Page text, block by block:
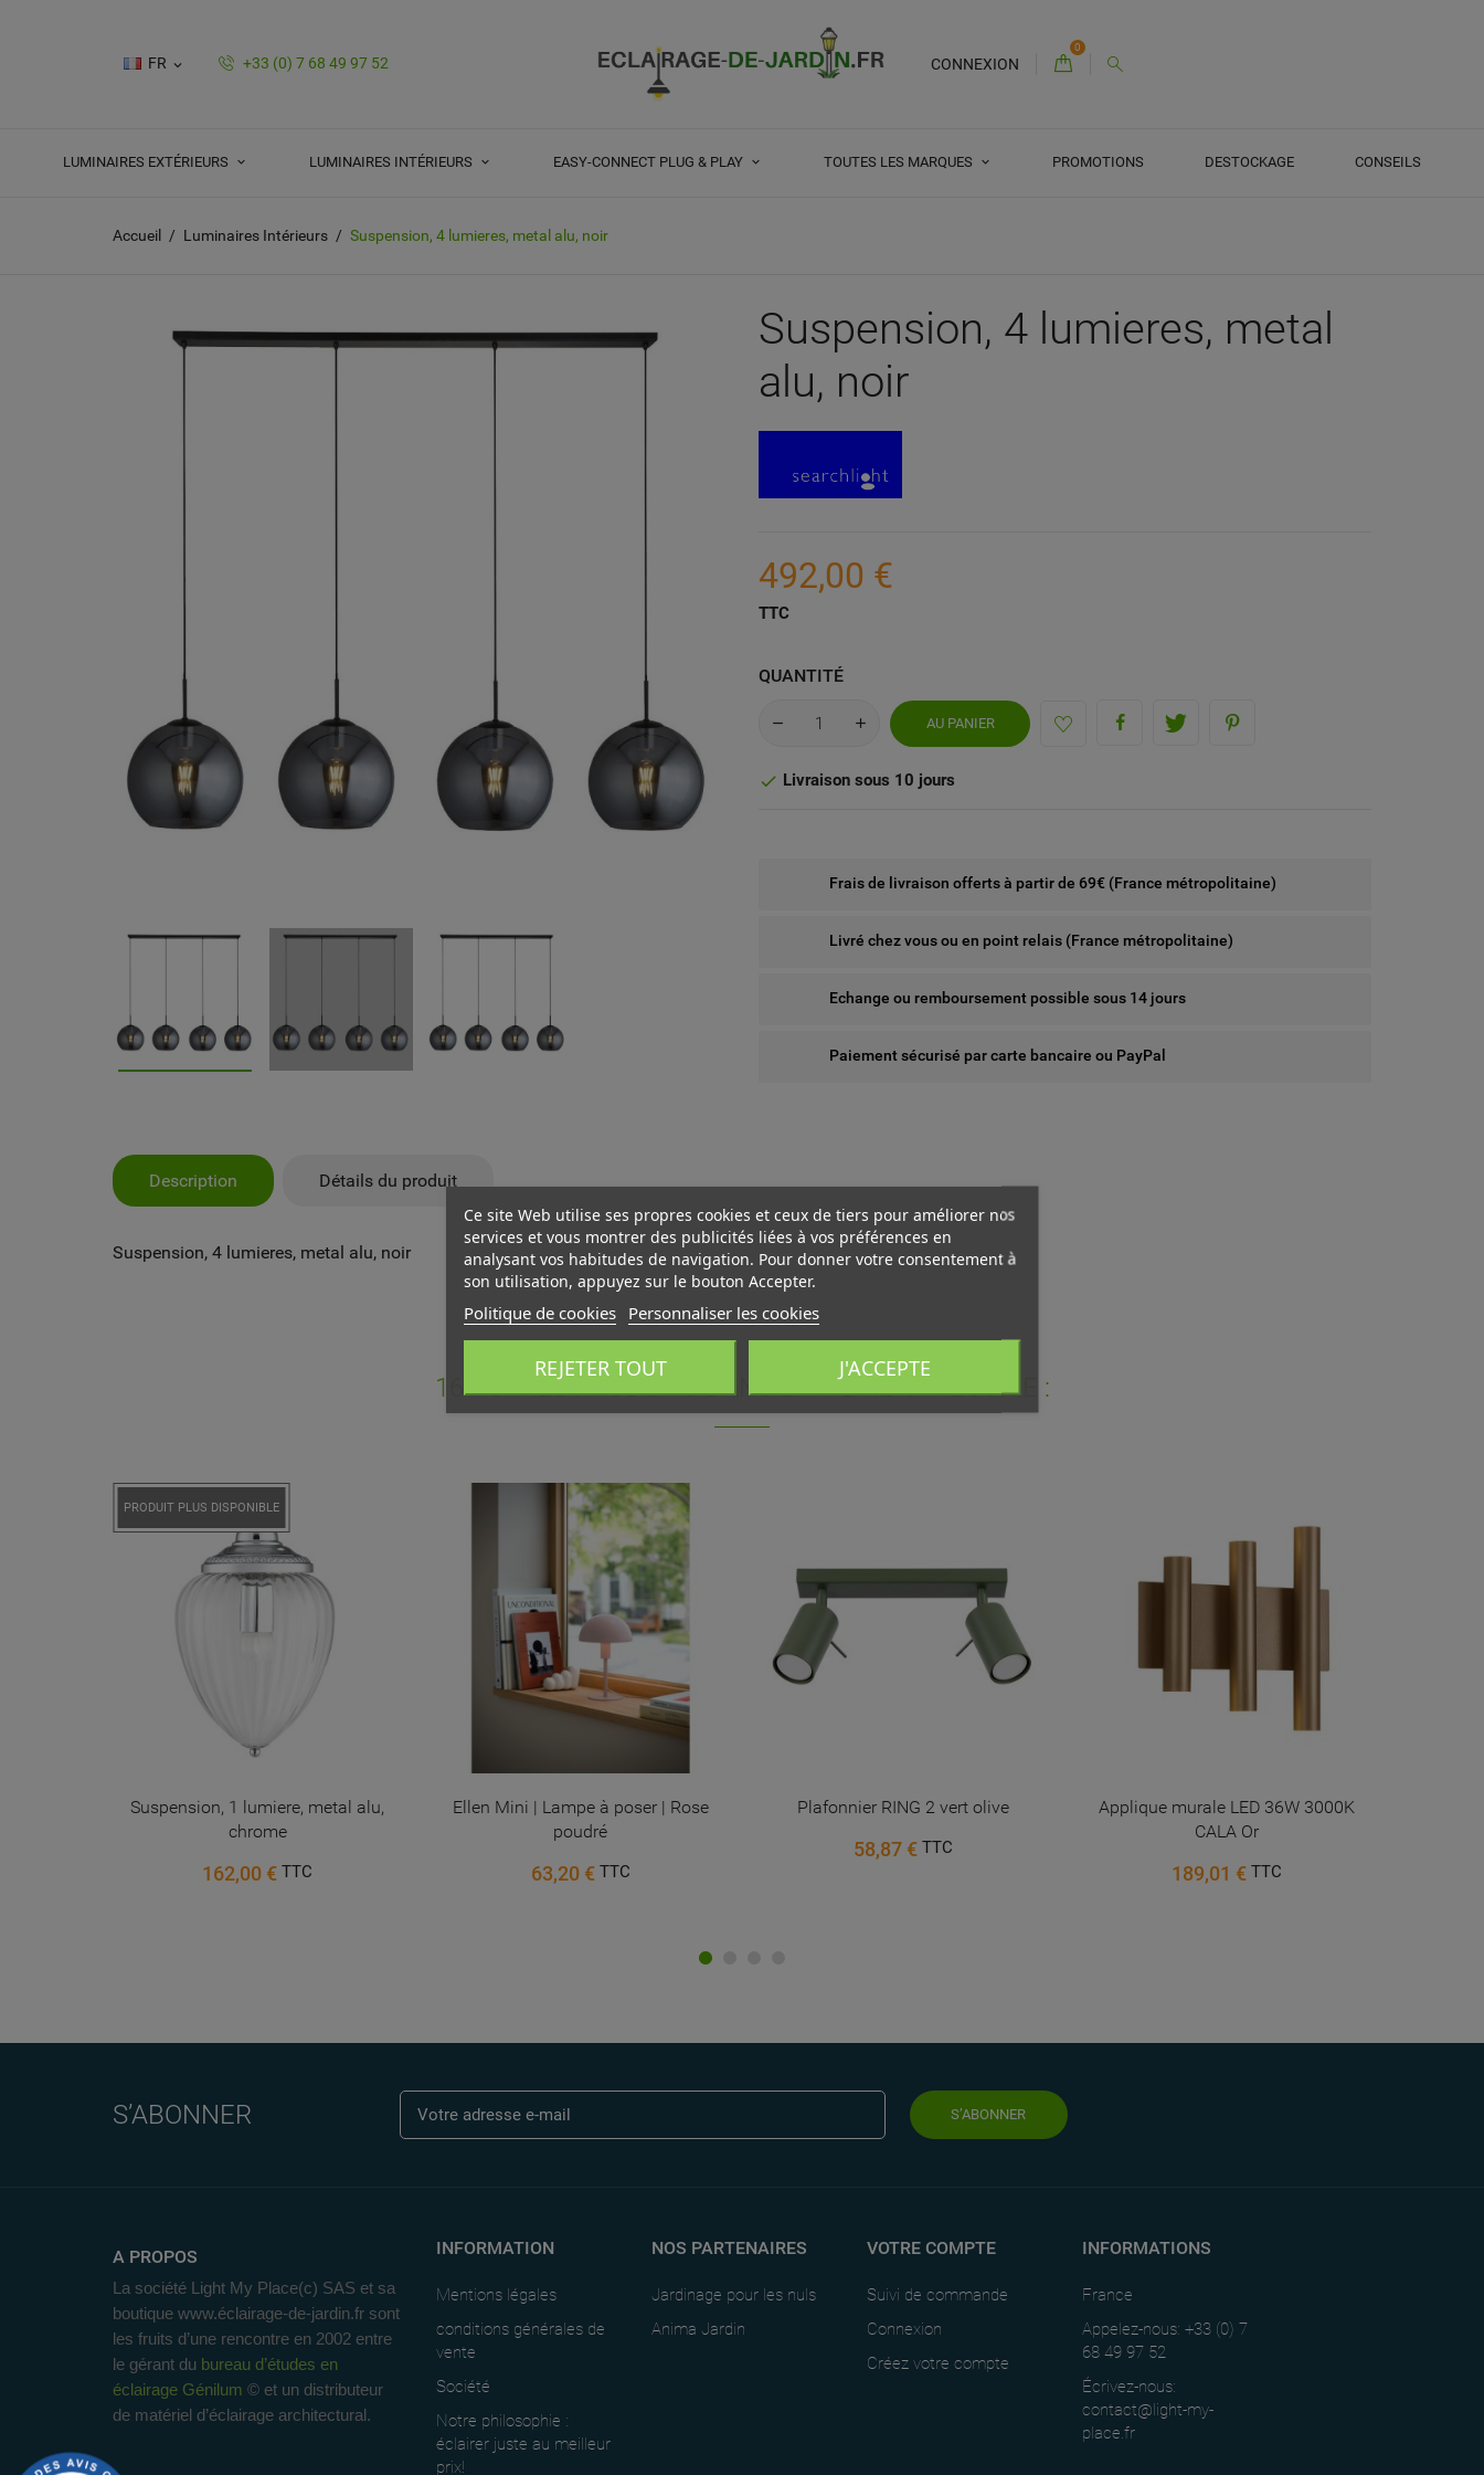
FR  +33 (0) 7 68 49 97 52 CONNEXION
0
LUMINAIRES EXTÉRIEURS LUMINAIRES INTÉRIEURS EASY-CONNECT PLUG & PLAY TOUTES LES MARQUES PROMOTIONS DESTOCKAGE CONSEILS
Accueil Luminaires Intérieurs Suspension, 4 lumieres, metal alu, noir
Suspension, 4 lumieres, metal
alu, noir
492,00 €
TTC
QUANTITÉ
AU PANIER
 Livraison sous 10 jours
Frais de livraison offerts à partir de 69€ (France métropolitaine)
Livré chez vous ou en point relais (France métropolitaine)
Echange ou remboursement possible sous 14 jours
Paiement sécurisé par carte bancaire ou PayPal
Description Détails du produit
Suspension, 4 lumieres, metal alu, noir
16 AUTRES PRODUITS DANS LA MÊME CATÉGORIE :
PRODUIT PLUS DISPONIBLE
Suspension, 1 lumiere, metal alu,
chrome
162,00 €TTC
Ellen Mini | Lampe à poser | Rose
poudré
63,20 € TTC
Plafonnier RING 2 vert olive
58,87 €TTC
Applique murale LED 36W 3000K
CALA Or
189,01 € TTC
S’ABONNER S’ABONNER
A PROPOS
La société Light My Place(c) SAS et sa
boutique www.éclairage-de-jardin.fr sont
les fruits d’une rencontre en 2002 entre
le gérant du bureau d’études en
éclairage Génilum © et un distributeur
de matériel d’éclairage architectural.
INFORMATION
Mentions légales
conditions générales de
vente
Société
Notre philosophie :
éclairer juste au meilleur
prix!
NOS PARTENAIRES
Jardinage pour les nuls
Anima Jardin
VOTRE COMPTE
Suivi de commande
Connexion
Créez votre compte
INFORMATIONS
France
Appelez-nous: +33 (0) 7
68 49 97 52
Écrivez-nous:
contact@light-my-
place.fr
MY WISHLISTS
add_circle_outlineCreate new list
CRÉER UNE LISTE D'ENVIES
NOM DE LA LISTE D'ENVIES
Annuler
CONNEXION
Ce site Web utilise ses propres cookies et ceux de tiers pour améliorer nos
services et vous montrer des publicités liées à vos préférences en
analysant vos habitudes de navigation. Pour donner votre consentement à
son utilisation, appuyez sur le bouton Accepter.
Politique de cookies Personnaliser les cookies
REJETER TOUT J'ACCEPTE